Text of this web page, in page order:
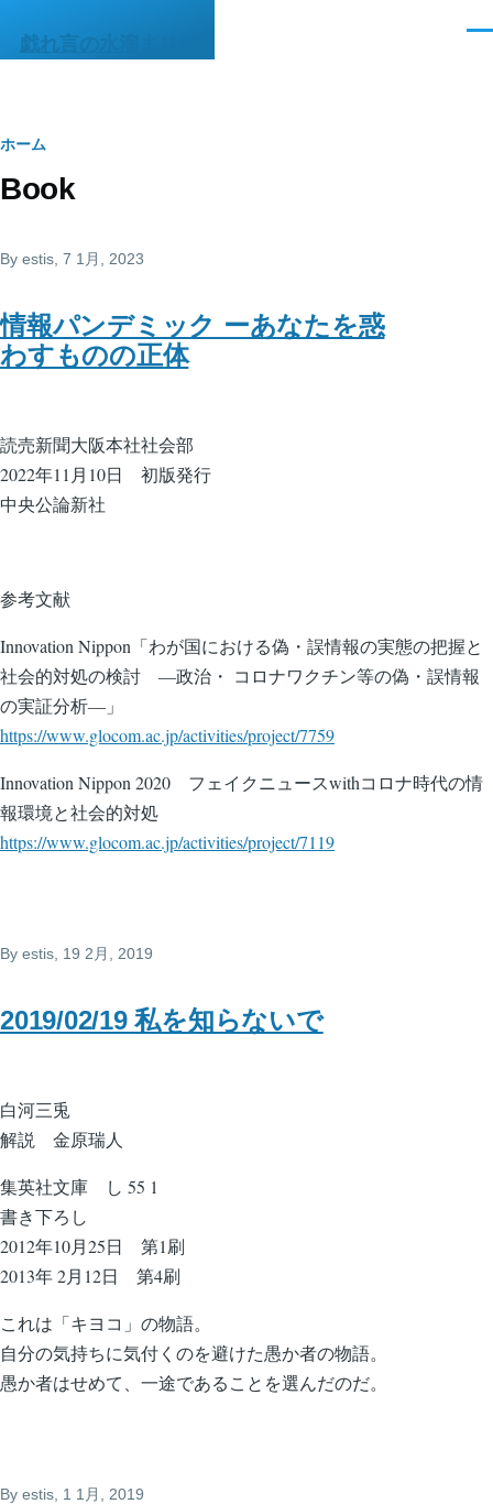
戯れ言の水溜まりΦ
パ
ン
ず
ホーム
Book
By estis , 7 1月, 2023
情報パンデミック ーあなたを惑
わすものの正体
読売新聞大阪本社社会部
2022年11月10日 初版発行
中央公論新社
参考文献
Innovation Nippon「わが国における偽・誤情報の実態の把握と
社会的対処の検討 ―政治・ コロナワクチン等の偽・誤情報
の実証分析―」
https://www.glocom.ac.jp/activities/project/7759
Innovation Nippon 2020 フェイクニュースwithコロナ時代の情
報環境と社会的対処
https://www.glocom.ac.jp/activities/project/7119
By estis , 19 2月, 2019
2019/02/19 私を知らないで
白河三兎
解説 金原瑞人
集英社文庫 し 55 1
書き下ろし
2012年10月25日 第1刷
2013年 2月12日 第4刷
これは「キヨコ」の物語。
自分の気持ちに気付くのを避けた愚か者の物語。
愚か者はせめて、一途であることを選んだのだ。
By estis , 1 1月, 2019